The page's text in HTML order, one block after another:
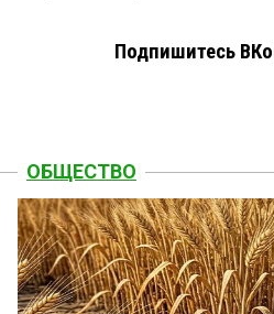
Подпишитесь
ОБЩЕСТВО